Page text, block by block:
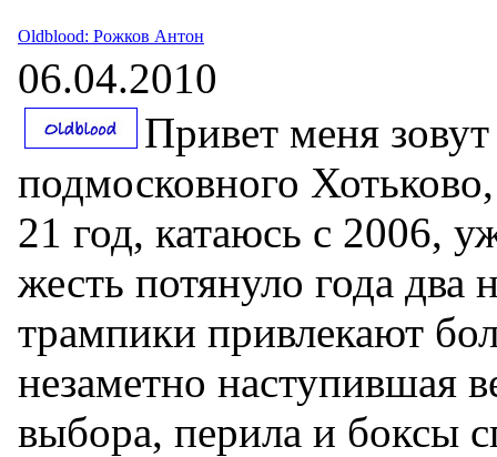
Oldblood: Рожков Антон
06.04.2010
Привет меня
подмосковного
21 год, катаюсь с 2006,
жесть потянуло года два
трампики привлекают
незаметно наступившая
выбора, перила и боксы